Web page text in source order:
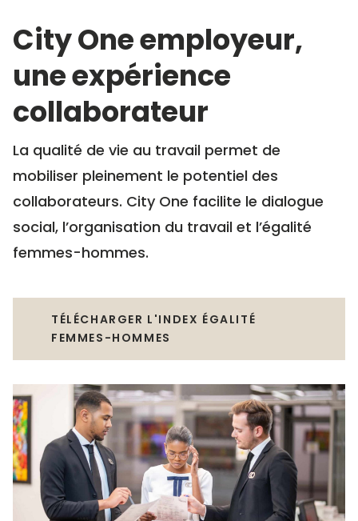
City One employeur,
une expérience
collaborateur
La qualité de vie au travail permet de
mobiliser pleinement le potentiel des
collaborateurs. City One facilite le dialogue
social, l’organisation du travail et l’égalité
femmes-hommes.
TÉLÉCHARGER L'INDEX ÉGALITÉ
FEMMES-HOMMES